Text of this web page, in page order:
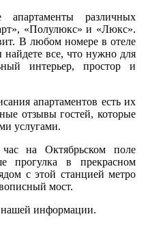
различных
«Полулюкс» и «Люкс».
В любом номере в отеле
найдете все, что нужно для
интерьер, простор и
апартаментов есть их
отзывы гостей, которые
услугами.
на Октябрьском поле
прогулка в прекрасном
с этой станцией метро
мост.
нашей информации.